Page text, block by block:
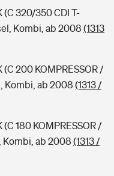
320/350 CDI T-
Kombi, ab 2008 (1313
200 KOMPRESSOR /
Kombi, ab 2008 (1313 /
180 KOMPRESSOR /
Kombi, ab 2008 (1313 /